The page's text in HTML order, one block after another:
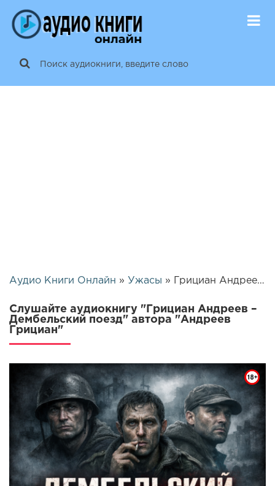
Аудио Книги Онлайн » Ужасы » Грициан Андреев – Дембельский поезд | 26008
Слушайте аудиокнигу "Грициан Андреев –
Дембельский поезд" автора "Андреев
Грициан"